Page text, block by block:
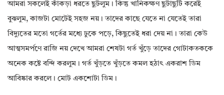
আমরা সকলেই কাঁকড়া ধরতে ছুটলুম। কিন্তু খানিকক্ষণ ছুটাছুটি করেই
বুঝলুম, কাজটা মোটেই সহজ নয়। তাদের কাছে যেতে না যেতেই তারা
বিদ্যুতের মতো গর্তের মধ্যে ঢুকে পড়ে, কিছুতেই ধরা দেয় না। তারা কেউ
আত্মসমর্পণে রাজি নয় দেখে আমরা শেষটা গর্ত খুঁড়ে তাদের গোটাকতককে
অনেক কষ্টে বন্দি করলুম। গর্ত খুঁড়তে খুঁড়তে কমল হঠাৎ একরাশ ডিম
আবিষ্কার করলে। মোট একশোটা ডিম।